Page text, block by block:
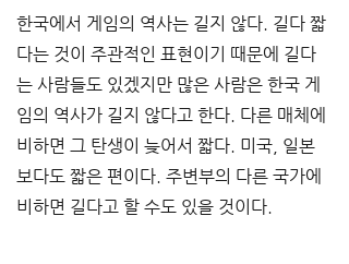
한국에서 게임의 역사는 길지 않다. 길다 짧
다는 것이 주관적인 표현이기 때문에 길다
는 사람들도 있겠지만 많은 사람은 한국 게
임의 역사가 길지 않다고 한다. 다른 매체에
비하면 그 탄생이 늦어서 짧다. 미국, 일본
보다도 짧은 편이다. 주변부의 다른 국가에
비하면 길다고 할 수도 있을 것이다.